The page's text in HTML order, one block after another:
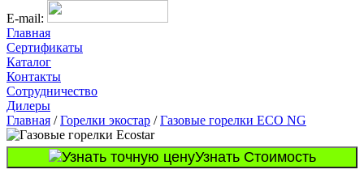
E-mail:
Главная
Сертификаты
Каталог
Контакты
Сотрудничество
Дилеры
Главная /Горелки экостар /Газовые горелки ECO NG
Узнать Стоимость